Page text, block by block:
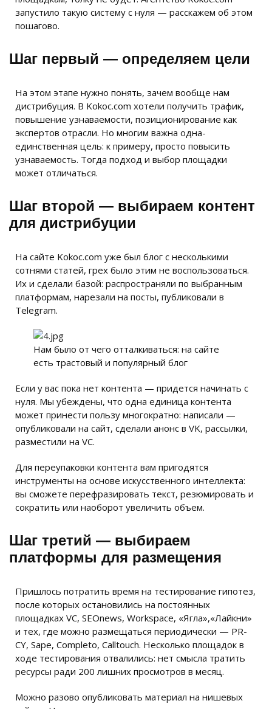
запустило такую систему с нуля — расскажем об этом
пошагово.
Шаг первый — определяем цели
На этом этапе нужно понять, зачем вообще нам
дистрибуция. В Kokoc.com хотели получить трафик,
повышение узнаваемости, позиционирование как
экспертов отрасли. Но многим важна одна-
единственная цель: к примеру, просто повысить
узнаваемость. Тогда подход и выбор площадки
может отличаться.
Шаг второй — выбираем контент
для дистрибуции
На сайте Kokoc.com уже был блог с несколькими
сотнями статей, грех было этим не воспользоваться.
Их и сделали базой: распространяли по выбранным
платформам, нарезали на посты, публиковали в
Telegram.
Нам было от чего отталкиваться: на сайте
есть трастовый и популярный блог
Если у вас пока нет контента — придется начинать с
нуля. Мы убеждены, что одна единица контента
может принести пользу многократно: написали —
опубликовали на сайт, сделали анонс в VK, рассылки,
разместили на VC.
Для переупаковки контента вам пригодятся
инструменты на основе искусственного интеллекта:
вы сможете перефразировать текст, резюмировать и
сократить или наоборот увеличить объем.
Шаг третий — выбираем
платформы для размещения
Пришлось потратить время на тестирование гипотез,
после которых остановились на постоянных
площадках VC, SEOnews, Workspace, «Ягла»,«Лайкни»
и тех, где можно размещаться периодически — PR-
CY, Sape, Completo, Calltouch. Несколько площадок в
ходе тестирования отвалились: нет смысла тратить
ресурсы ради 200 лишних просмотров в месяц.
Можно разово опубликовать материал на нишевых